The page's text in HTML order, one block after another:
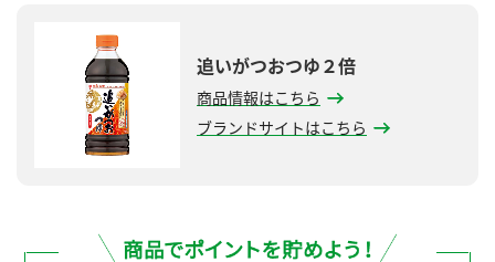
追いがつおつゆ２倍
商品情報はこちら
ブランドサイトはこちら